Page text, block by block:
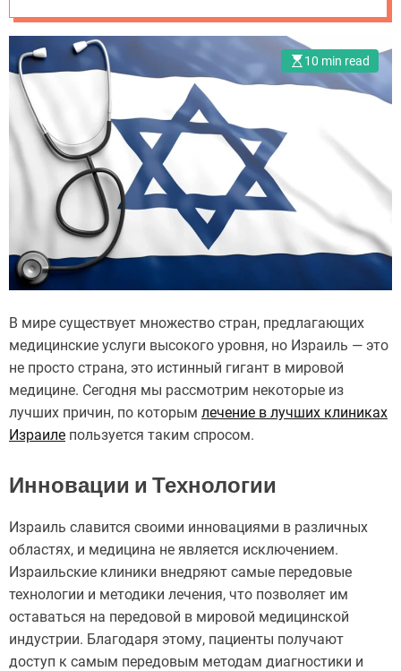
10 min read
В мире существует множество стран, предлагающих
медицинские услуги высокого уровня, но Израиль — это
не просто страна, это истинный гигант в мировой
медицине. Сегодня мы рассмотрим некоторые из
лучших причин, по которым лечение в лучших клиниках
Израиле пользуется таким спросом.
Инновации и Технологии
Израиль славится своими инновациями в различных
областях, и медицина не является исключением.
Израильские клиники внедряют самые передовые
технологии и методики лечения, что позволяет им
оставаться на передовой в мировой медицинской
индустрии. Благодаря этому, пациенты получают
доступ к самым передовым методам диагностики и